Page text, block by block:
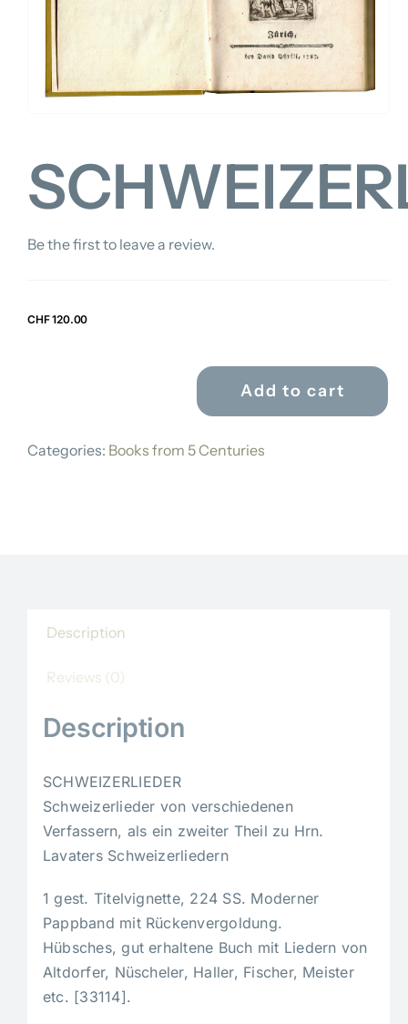
Be the first to leave a review.
CHF120.00
SCHWEIZERLIEDER
Add to cart
Categories: Books from 5 Centuries
Description
Reviews (0)
Description
SCHWEIZERLIEDER
Schweizerlieder von verschiedenen
Verfassern, als ein zweiter Theil zu Hrn.
Lavaters Schweizerliedern
1 gest. Titelvignette, 224 SS. Moderner
Pappband mit Rückenvergoldung.
Hübsches, gut erhaltene Buch mit Liedern von
Altdorfer, Nüscheler, Haller, Fischer, Meister
etc. [33114].